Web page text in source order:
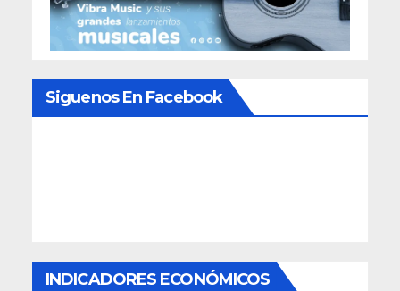
Siguenos En Facebook
INDICADORES ECONÓMICOS